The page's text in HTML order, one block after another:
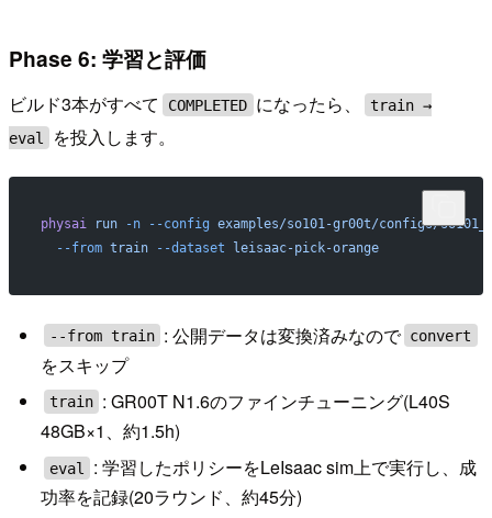
Phase 6: 学習と評価
ビルド3本がすべて COMPLETED になったら、
train →
eval
を投入します。
physai run -n --config examples/so101-gr00t/configs/
  --from
train --dataset leisaac-pick-orange
--from train : 公開データは変換済みなので convert
をスキップ
train : GR00T N1.6のファインチューニング(L40S
48GB×1、約1.5h)
eval
: 学習したポリシーをLeIsaac sim上で実行し、成
功率を記録(20ラウンド、約45分)